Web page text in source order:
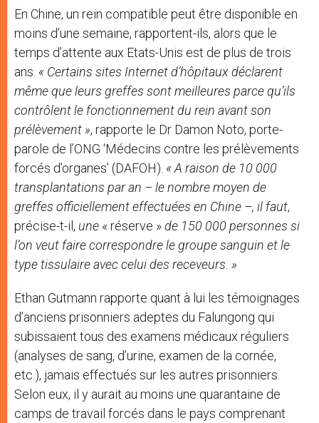
En Chine, un rein compatible peut être disponible en
moins d’une semaine, rapportent-ils, alors que le
temps d’attente aux Etats-Unis est de plus de trois
ans. « Certains sites Internet d’hôpitaux déclarent
même que leurs greffes sont meilleures parce qu’ils
contrôlent le fonctionnement du rein avant son
prélèvement », rapporte le Dr Damon Noto, porte-
parole de l’ONG ‘Médecins contre les prélèvements
forcés d’organes’ (DAFOH). « A raison de 10 000
transplantations par an – le nombre moyen de
greffes officiellement effectuées en Chine –, il faut,
précise-t-il, une « réserve »de 150 000 personnes si
l’on veut faire correspondre le groupe sanguin et le
type tissulaire avec celui des receveurs. »
Ethan Gutmann rapporte quant à lui les témoignages
d’anciens prisonniers adeptes du Falungong qui
subissaient tous des examens médicaux réguliers
(analyses de sang, d’urine, examen de la cornée,
etc.), jamais effectués sur les autres prisonniers.
Selon eux, il y aurait au moins une quarantaine de
camps de travail forcés dans le pays comprenant